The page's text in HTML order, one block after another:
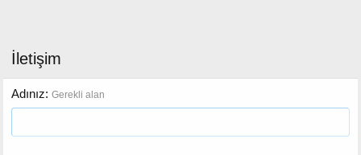
İletişim
Adınız Gerekli alan